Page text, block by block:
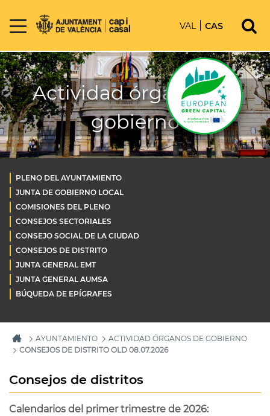
VAL CAS
Actividad órganos de
gobierno
PLENO DEL AYUNTAMIENTO
JUNTA DE GOBIERNO LOCAL
COMISIONES DEL PLENO
CONSEJOS SECTORIALES
CONSEJO SOCIAL DE LA CIUDAD
CONSEJOS DE DISTRITO
JUNTA GENERAL EMT
JUNTA GENERAL AUMSA
BÚQUEDA DE EPÍGRAFES
AYUNTAMIENTO
ACTIVIDAD ÓRGANOS DE GOBIERNO
CONSEJOS DE DISTRITO OLD 08.07.2026
Consejos de distritos
Calendarios del primer trimestre de 2026: